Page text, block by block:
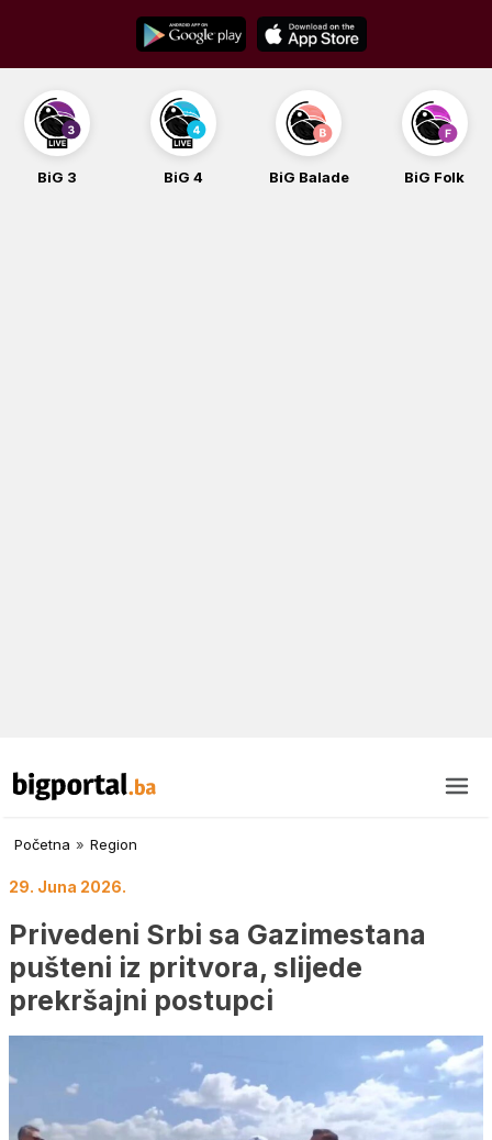
content
BiG 3 BiG 4 BiG Balade BiG Folk
Početna » Region
29. Juna 2026.
Privedeni Srbi sa Gazimestana
pušteni iz pritvora, slijede
prekršajni postupci